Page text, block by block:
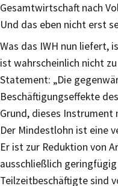
Gesamtwirtschaft nach
Und das eben nicht erst
Was das IWH nun liefert,
ist wahrscheinlich nicht
Statement: „Die
Beschäftigungseffekte
Grund, dieses
Der Mindestlohn ist eine
Er ist zur Reduktion von
ausschließlich
Teilzeitbeschäftigte sind